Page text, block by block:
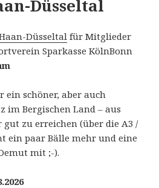
Düsseltal
Düsseltal für Mitglieder
Sparkasse KölnBonn
ein schöner, aber auch
im Bergischen Land – aus
gut zu erreichen (über die A3 /
ein paar Bälle mehr und eine
mit ;-).